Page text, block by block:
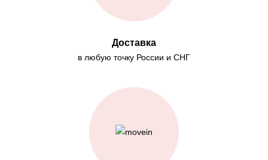
Доставка
в любую точку России и СНГ